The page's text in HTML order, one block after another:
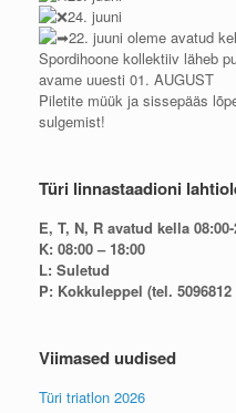
24. juuni
22. juuni oleme avatud
Spordihoone kollektiiv läheb
avame uuesti 01. AUGUST
Piletite müük ja sissepääs
sulgemist!
Türi linnastaadioni
E, T, N, R avatud kella
K: 08:00 – 18:00
L: Suletud
P: Kokkuleppel (tel.
Viimased uudised
Türi triatlon 2026